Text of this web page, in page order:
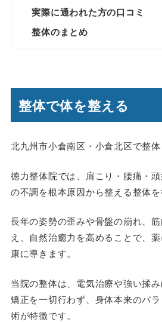
実際に通われた方の口コミ
整体のまとめ
整体で体を整える
北九州市小倉南区・小倉北区で整体
徳力整体院では、肩こり・腰痛・
の不調を根本原因から整える整体を
長年の姿勢の歪みや骨盤の崩れ、
え、自然治癒力を高めることで、
康に導きます。
当院の整体は、電気治療や強い揉
矯正を一切行わず、身体本来のバ
術が特徴です。